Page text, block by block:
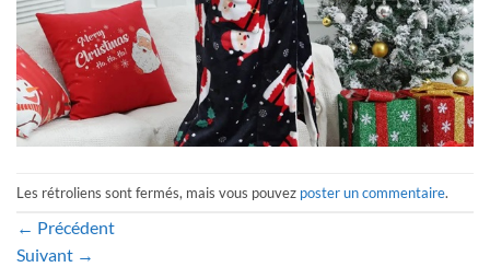
Les rétroliens sont fermés, mais vous pouvez poster un commentaire.
← Précédent
Suivant →